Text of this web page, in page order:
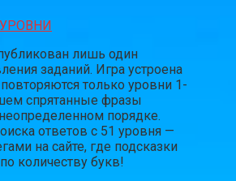
УРОВНИ
лишь один
заданий. Игра устроена
повторяются только уровни 1-
спрятанные фразы
порядке.
ответов с 51 уровня —
на сайте, где подсказки
количеству букв!